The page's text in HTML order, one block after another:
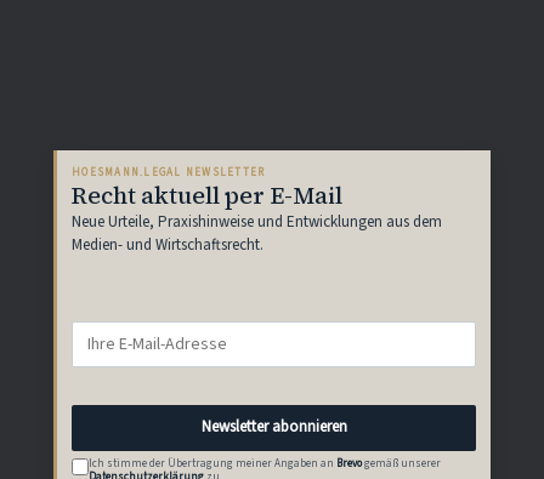
HOESMANN.LEGAL NEWSLETTER
Recht aktuell per E-Mail
Neue Urteile, Praxishinweise und Entwicklungen aus dem
Medien- und Wirtschaftsrecht.
Newsletter abonnieren
Ich stimme der Übertragung meiner Angaben an Brevogemäß unserer